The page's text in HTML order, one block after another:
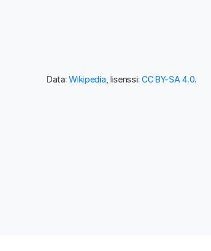
Data:Wikipedia , lisenssi: CC BY-SA 4.0.